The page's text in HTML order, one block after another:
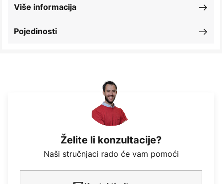
Pojedinosti
Više informacija
Želite li konzultacije?
Naši stručnjaci rado će vam pomoći